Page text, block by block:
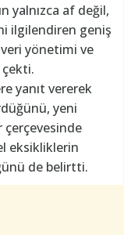
yalnızca af değil,
ilgilendiren geniş
yönetimi ve
yanıt vererek
yeni
eksikliklerin
de belirtti.